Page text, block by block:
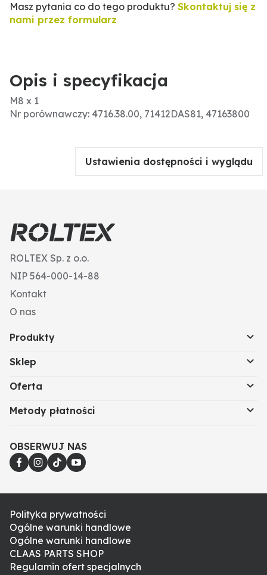
Masz pytania co do tego produktu? Skontaktuj się z
nami przez formularz
Opis i specyfikacja
M8 x 1
Nr porównawczy: 4716.38.00, 71412DAS81, 47163800
Ustawienia dostępności i wyglądu
ROLTEX Sp. z o.o.
NIP 564-000-14-88
Kontakt
O nas
Produkty
Sklep
Oferta
Metody płatności
OBSERWUJ NAS
Polityka prywatności
Ogólne warunki handlowe
Ogólne warunki handlowe
CLAAS PARTS SHOP
Regulamin ofert specjalnych